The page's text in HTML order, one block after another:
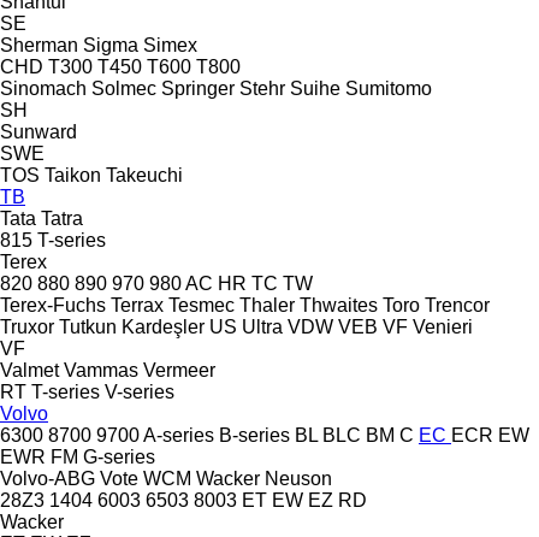
SE
Sherman Sigma Simex
CHD T300 T450 T600 T800
Sinomach Solmec Springer Stehr Suihe Sumitomo
SH
Sunward
SWE
TOS Taikon Takeuchi
TB
Tata Tatra
815 T-series
Terex
820 880 890 970 980AC HR TC TW
Terex-Fuchs Terrax Tesmec Thaler Thwaites Toro Trencor
Truxor Tutkun Kardeşler US Ultra VDW VEB VF Venieri
VF
Valmet Vammas Vermeer
RT T-series V-series
Volvo
6300 8700 9700A-series B-series BL BLC BM C EC ECR EW
EWR FM G-series
Volvo-ABG Vote WCM Wacker Neuson
28Z3 1404 6003 6503 8003 ET EW EZ RD
Wacker